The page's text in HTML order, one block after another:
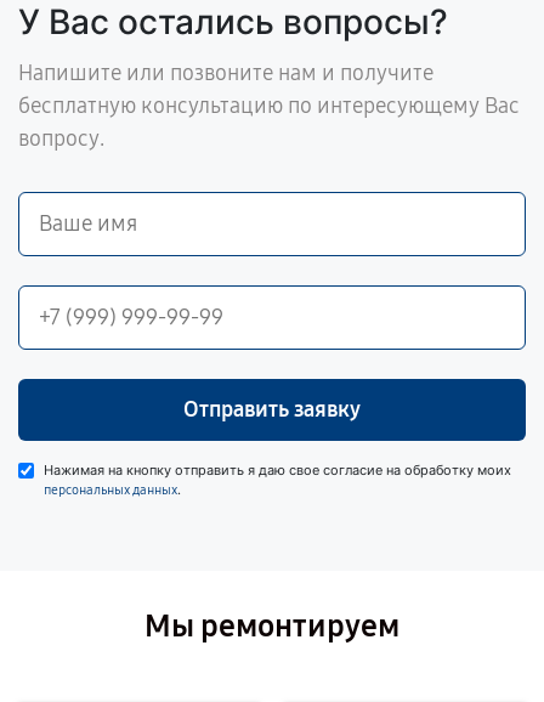
У Вас остались вопросы?
Напишите или позвоните нам и получите
бесплатную консультацию по интересующему Вас
вопросу.
Отправить заявку
Нажимая на кнопку отправить я даю свое согласие на обработку моих
персональных данных.
Мы ремонтируем